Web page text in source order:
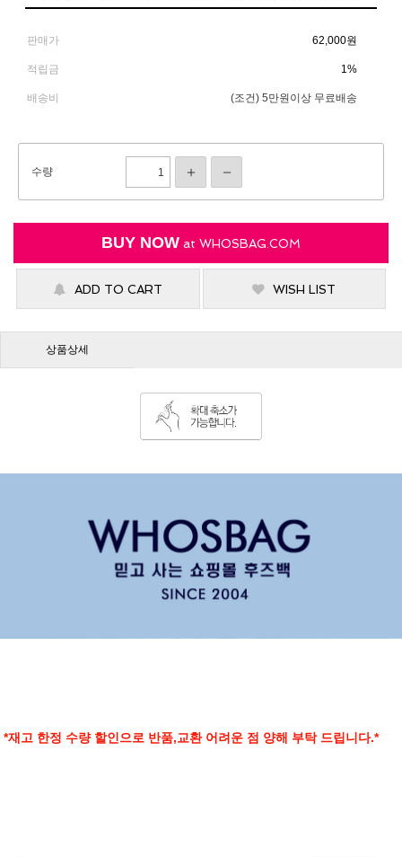
판매가 62,000원
적립금 1%
배송비 (조건) 5만원이상 무료배송
수량
BUY NOW at WHOSBAG.COM
ADD TO CART WISH LIST
상품상세
*재고 한정 수량 할인으로 반품,교환 어려운 점 양해 부탁 드립니다.*